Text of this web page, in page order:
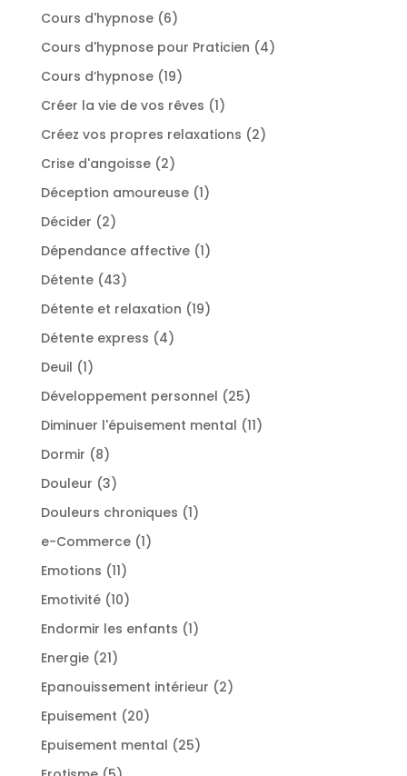
Cours d'hypnose 66
produits
Cours d'hypnose pour Praticien 44
Cours d’hypnose 1919
produits
Créer la vie de vos rêves 11
produit
Créez vos propres relaxations 22
Crise d'angoisse 22
produits
Déception amoureuse 11
Décider 22
produits
Dépendance affective 11
Détente 4343
produits
Détente et relaxation 1919
Détente express 44
Deuil 11
produit
Développement personnel 2525
produits
Diminuer l'épuisement mental 1111
Dormir 88
produits
Douleur 33
produits
Douleurs chroniques 11
e-Commerce 11
Emotions 1111
produits
Emotivité 1010
produits
Endormir les enfants 11
Energie 2121
produits
Epanouissement intérieur 22
Epuisement 2020
produits
Epuisement mental 2525